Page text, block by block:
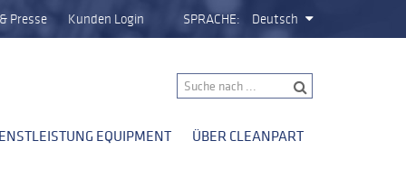
Presse Kunden Login SPRACHE: Deutsch
EQUIPMENT ÜBER CLEANPART